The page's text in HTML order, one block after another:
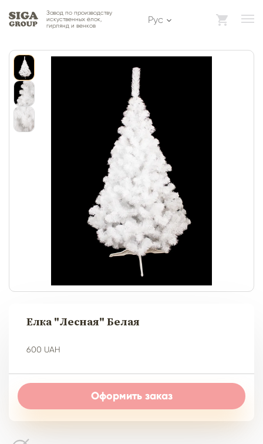
Завод по производству
искуственных ёлок,
гирлянд и венков
Рус
Елка "Лесная" Белая
600 UAH
Оформить заказ